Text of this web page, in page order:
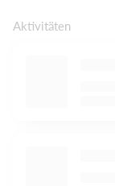
Aktivitäten